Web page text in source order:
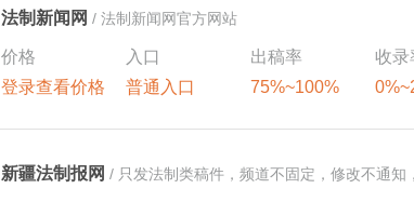
法制新闻网 / 法制新闻网官方网站
价格
登录查看价格
入口
普通入口
出稿率
75%~100%
收录
新疆法制报网 / 只发法制类稿件，频道不固定，修改不通知